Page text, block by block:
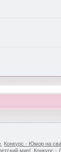
Конкурс - Юмор на
мир! Конкурс -